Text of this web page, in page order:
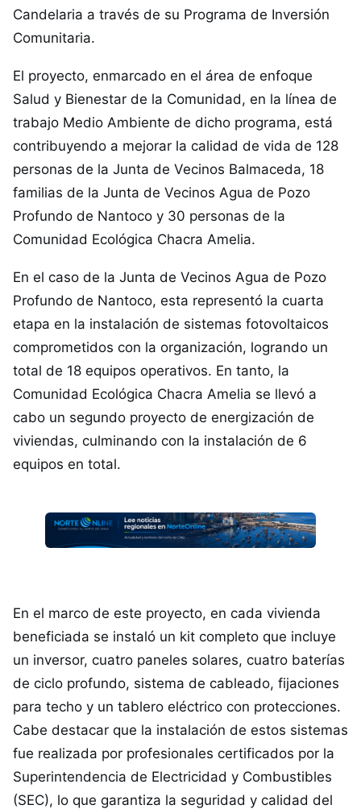
Candelaria a través de su Programa de Inversión
Comunitaria.
El proyecto, enmarcado en el área de enfoque
Salud y Bienestar de la Comunidad, en la línea de
trabajo Medio Ambiente de dicho programa, está
contribuyendo a mejorar la calidad de vida de 128
personas de la Junta de Vecinos Balmaceda, 18
familias de la Junta de Vecinos Agua de Pozo
Profundo de Nantoco y 30 personas de la
Comunidad Ecológica Chacra Amelia.
En el caso de la Junta de Vecinos Agua de Pozo
Profundo de Nantoco, esta representó la cuarta
etapa en la instalación de sistemas fotovoltaicos
comprometidos con la organización, logrando un
total de 18 equipos operativos. En tanto, la
Comunidad Ecológica Chacra Amelia se llevó a
cabo un segundo proyecto de energización de
viviendas, culminando con la instalación de 6
equipos en total.
En el marco de este proyecto, en cada vivienda
beneficiada se instaló un kit completo que incluye
un inversor, cuatro paneles solares, cuatro baterías
de ciclo profundo, sistema de cableado, fijaciones
para techo y un tablero eléctrico con protecciones.
Cabe destacar que la instalación de estos sistemas
fue realizada por profesionales certificados por la
Superintendencia de Electricidad y Combustibles
(SEC), lo que garantiza la seguridad y calidad del